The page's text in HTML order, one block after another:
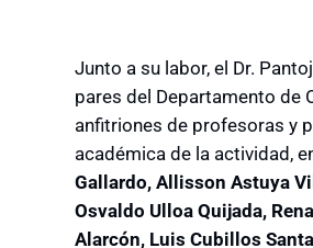
Junto a su labor, el Dr.
pares del Departamento de
anfitriones de profesoras y
académica de la actividad,
Gallardo, Allisson Astuya
Osvaldo Ulloa Quijada,
Alarcón, Luis Cubillos